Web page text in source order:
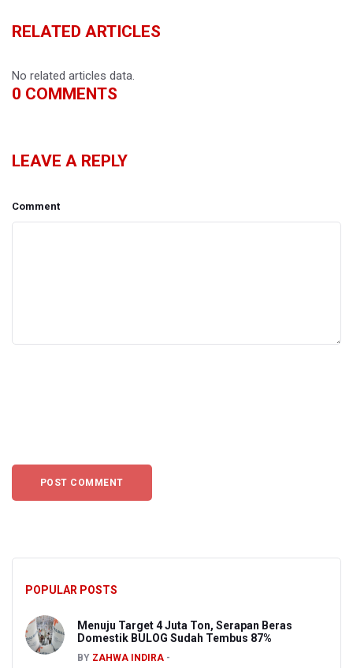
RELATED ARTICLES
No related articles data.
0 COMMENTS
LEAVE A REPLY
Comment
POPULAR POSTS
Menuju Target 4 Juta Ton, Serapan Beras
Domestik BULOG Sudah Tembus 87%
BY ZAHWA INDIRA